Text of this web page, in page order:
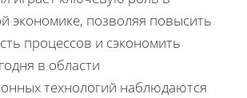
экономике, позволяя повысить
процессов и сэкономить
в области
технологий наблюдаются